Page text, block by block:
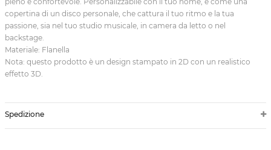
copertina di un disco personale, che cattura il tuo ritmo e la tua
passione, sia nel tuo studio musicale, in camera da letto o nel
backstage.
Materiale: Flanella
Nota: questo prodotto è un design stampato in 2D con un realistico
effetto 3D.
Spedizione